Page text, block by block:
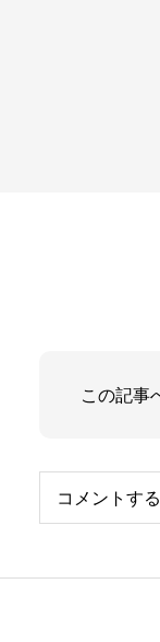
この記事
コメントす